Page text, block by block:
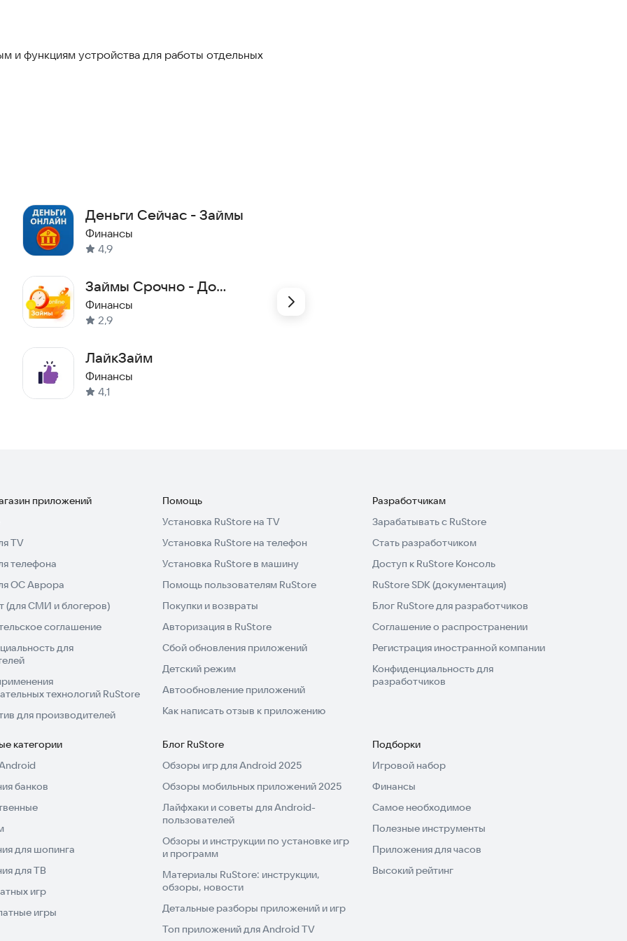
данные клиентов с использованием
Все предложения формируются на базе данных
ЦБ РФ. Мы не выдаём займы напрямую, а
и удобно.
уже сегодня!
и функциям устройства для работы отдельных
Деньги Сейчас - Займы
Финансы
4,9
Займы Срочно - До
Зарплаты Взять Деньги
Онлайн
Финансы
2,9
ЛайкЗайм
Финансы
4,1
приложений
TV
телефона
ОС Аврора
(для СМИ и блогеров)
соглашение
для
технологий RuStore
для производителей
Помощь
Установка RuStore на TV
Установка RuStore на телефон
Установка RuStore в машину
Помощь пользователям RuStore
Покупки и возвраты
Авторизация в RuStore
Сбой обновления приложений
Детский режим
Автообновление приложений
Как написать отзыв к приложению
Разработчикам
Зарабатывать с RuStore
Стать разработчиком
Доступ к RuStore Консоль
RuStore SDK (документация)
Блог RuStore для разработчиков
Соглашение о распространении
Регистрация иностранной компании
Конфиденциальность для
разработчиков
категории
банков
для шопинга
для ТВ
игр
игры
Блог RuStore
Обзоры игр для Android 2025
Обзоры мобильных приложений 2025
Лайфхаки и советы для Android-
пользователей
Обзоры и инструкции по установке игр
и программ
Материалы RuStore: инструкции,
обзоры, новости
Детальные разборы приложений и игр
Топ приложений для Android TV
Подборки
Игровой набор
Финансы
Самое необходимое
Полезные инструменты
Приложения для часов
Высокий рейтинг